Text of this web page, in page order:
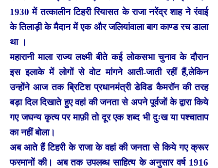
1930 में तत्कालीन टिहरी रियासत के राजा नरेंद्र शाह ने रंवाई
के तिलाड़ी के मैदान में एक और जलियांवाला बाग काण्ड रच डाला
था ।
महारानी माला राज्य लक्ष्मी बीते कई लोकसभा चुनाव के दौरान
इस इलाके में लोगों से वोट मांगने आती-जाती रहीं हैं,लेकिन
उन्होंने आज तक ब्रिटिश प्रधानमंत्री डेविड कैमरॉन की तरह
बड़ा दिल दिखाते हुए वहां की जनता से अपने पूर्वजों के द्वारा किये
गए जघन्य कृत्य पर माफ़ी तो दूर एक शब्द भी दुःख या पश्चाताप
का नहीं बोला।
अब आते हैं टिहरी के राजा के वहां की जनता से किये गए क्रूर
फरमानों की। अब तक उपलब्ध साहित्य के अनुसार वर्ष 1916